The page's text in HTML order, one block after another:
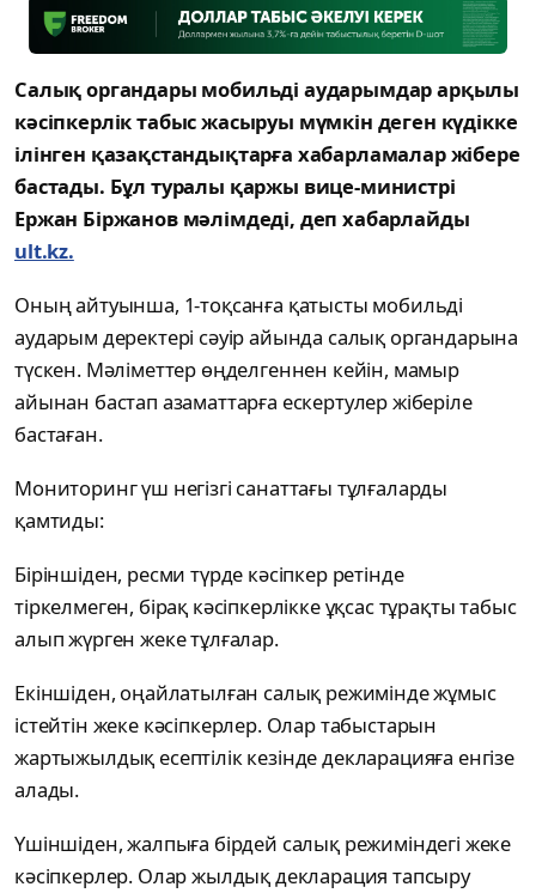
Салық органдары мобильді аударымдар арқылы
кәсіпкерлік табыс жасыруы мүмкін деген күдікке
ілінген қазақстандықтарға хабарламалар жібере
бастады. Бұл туралы қаржы вице-министрі
Ержан Біржанов мәлімдеді, деп хабарлайды
ult.kz.
Оның айтуынша, 1-тоқсанға қатысты мобильді
аударым деректері сәуір айында салық органдарына
түскен. Мәліметтер өңделгеннен кейін, мамыр
айынан бастап азаматтарға ескертулер жіберіле
бастаған.
Мониторинг үш негізгі санаттағы тұлғаларды
қамтиды:
Біріншіден, ресми түрде кәсіпкер ретінде
тіркелмеген, бірақ кәсіпкерлікке ұқсас тұрақты табыс
алып жүрген жеке тұлғалар.
Екіншіден, оңайлатылған салық режимінде жұмыс
істейтін жеке кәсіпкерлер. Олар табыстарын
жартыжылдық есептілік кезінде декларацияға енгізе
алады.
Үшіншіден, жалпыға бірдей салық режиміндегі жеке
кәсіпкерлер. Олар жылдық декларация тапсыру